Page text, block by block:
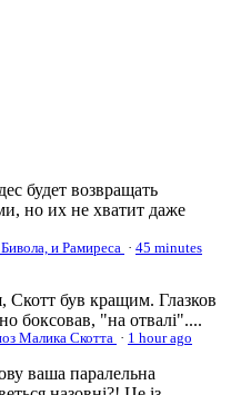
будет возвращать
но их не хватит даже
и Рамиреса · 45 minutes
Скотт був кращим. Глазков
боксовав, "на отвалі"....
Малика Скотта · 1 hour ago
ваша паралельна